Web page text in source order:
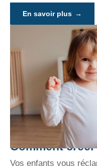
En savoir plus
Comment
Vos enfants vous